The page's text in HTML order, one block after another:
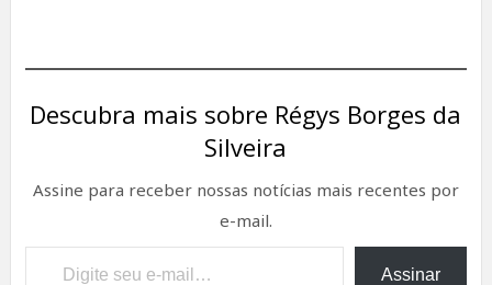
Descubra mais sobre Régys Borges da
Silveira
Assine para receber nossas notícias mais recentes por
e-mail.
Digite seu e-mail…
Assinar